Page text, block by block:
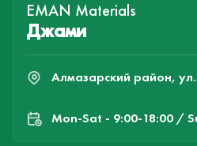
EMAN Materials
Джами
Алмазарский район,
Mon-Sat - 9:00-18:00 /